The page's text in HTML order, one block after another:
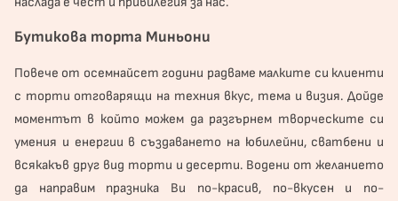
Бутикова торта Миньони
Повече от осемнайсет години радваме малките си клиенти
с торти отговарящи на техния вкус, тема и визия. Дойде
моментът в който можем да разгърнем творческите си
умения и енергии в създаването на юбилейни, сватбени и
всякакъв друг вид торти и десерти. Водени от желанието
да направим празника Ви по-красив, по-вкусен и по-